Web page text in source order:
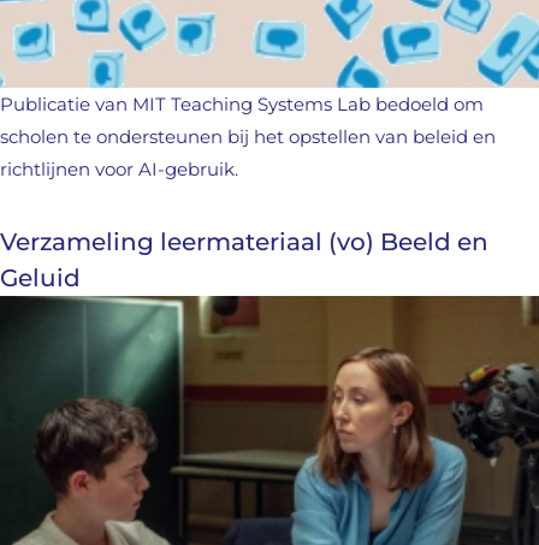
Publicatie van MIT Teaching Systems Lab bedoeld om
scholen te ondersteunen bij het opstellen van beleid en
richtlijnen voor AI-gebruik.
Verzameling leermateriaal (vo) Beeld en
Geluid